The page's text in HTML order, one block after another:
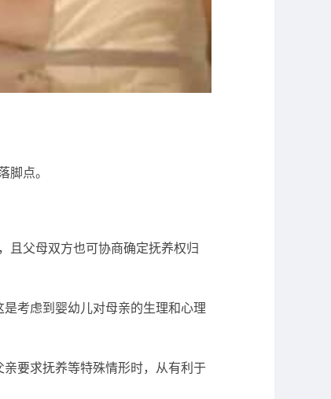
脚点。
且父母双方也可协商确定抚养权归
考虑到婴幼儿对母亲的生理和心理
要求抚养等特殊情形时，从有利于